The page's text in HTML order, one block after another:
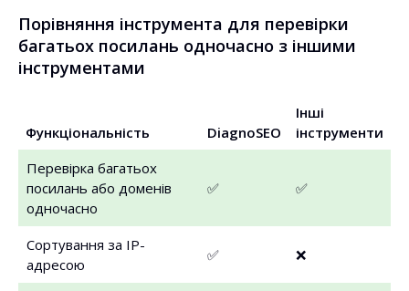
Порівняння інструмента для перевірки
багатьох посилань одночасно з іншими
інструментами
Функціональність DiagnoSEO
Інші
інструменти
Перевірка багатьох
посилань або доменів
одночасно
✅ ✅
Сортування за IP-
адресою
✅ ❌